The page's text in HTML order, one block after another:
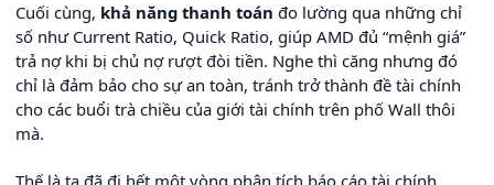
Cuối cùng, khả năng thanh toán đo lường qua những chỉ
số như Current Ratio, Quick Ratio, giúp AMD đủ “mệnh giá”
trả nợ khi bị chủ nợ rượt đòi tiền. Nghe thì căng nhưng đó
chỉ là đảm bảo cho sự an toàn, tránh trở thành đề tài chính
cho các buổi trà chiều của giới tài chính trên phố Wall thôi
mà.